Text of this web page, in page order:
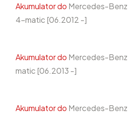
Akumulator do Mercedes-Benz
4-matic [06.2012 -]
Akumulator do Mercedes-Benz
matic [06.2013 -]
Akumulator do Mercedes-Benz